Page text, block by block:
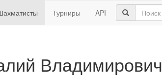
Турниры API
Владимирович